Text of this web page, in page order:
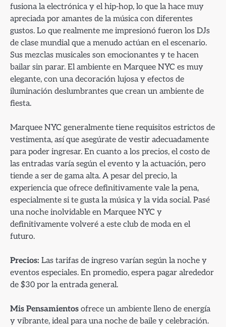
fusiona la electrónica y el hip-hop, lo que la hace muy
apreciada por amantes de la música con diferentes
gustos. Lo que realmente me impresionó fueron los DJs
de clase mundial que a menudo actúan en el escenario.
Sus mezclas musicales son emocionantes y te hacen
bailar sin parar. El ambiente en Marquee NYC es muy
elegante, con una decoración lujosa y efectos de
iluminación deslumbrantes que crean un ambiente de
fiesta.
Marquee NYC generalmente tiene requisitos estrictos de
vestimenta, así que asegúrate de vestir adecuadamente
para poder ingresar. En cuanto a los precios, el costo de
las entradas varía según el evento y la actuación, pero
tiende a ser de gama alta. A pesar del precio, la
experiencia que ofrece definitivamente vale la pena,
especialmente si te gusta la música y la vida social. Pasé
una noche inolvidable en Marquee NYC y
definitivamente volveré a este club de moda en el
futuro.
Precios: Las tarifas de ingreso varían según la noche y
eventos especiales. En promedio, espera pagar alrededor
de $30 por la entrada general.
Mis Pensamientos ofrece un ambiente lleno de energía
y vibrante, ideal para una noche de baile y celebración.